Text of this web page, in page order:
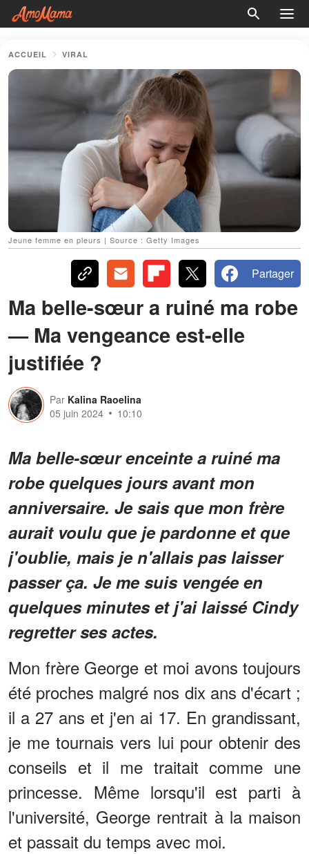
ACCUEIL VIRAL
Jeune femme en pleurs | Source : Getty Images
Partager
Ma belle-sœur a ruiné ma robe
— Ma vengeance est-elle
justifiée ?
Par Kalina Raoelina
05 juin 2024
10:10
Ma belle-sœur enceinte a ruiné ma
robe quelques jours avant mon
anniversaire. Je sais que mon frère
aurait voulu que je pardonne et que
j'oublie, mais je n'allais pas laisser
passer ça. Je me suis vengée en
quelques minutes et j'ai laissé Cindy
regretter ses actes.
Mon frère George et moi avons toujours
été proches malgré nos dix ans d'écart ;
il a 27 ans et j'en ai 17. En grandissant,
je me tournais vers lui pour obtenir des
conseils et il me traitait comme une
princesse. Même lorsqu'il est parti à
l'université, George rentrait à la maison
et passait du temps avec moi.